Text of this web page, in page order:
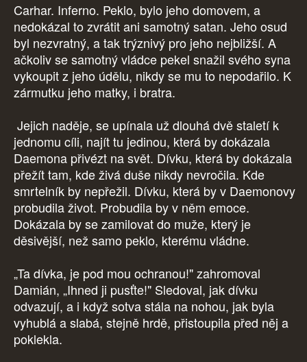
Carhar. Inferno. Peklo, bylo jeho domovem, a
nedokázal to zvrátit ani samotný satan. Jeho osud
byl nezvratný, a tak trýznivý pro jeho nejbližší. A
ačkoliv se samotný vládce pekel snažil svého syna
vykoupit z jeho údělu, nikdy se mu to nepodařilo. K
zármutku jeho matky, i bratra.
Jejich naděje, se upínala už dlouhá dvě staletí k
jednomu cíli, najít tu jedinou, která by dokázala
Daemona přivézt na svět. Dívku, která by dokázala
přežít tam, kde živá duše nikdy nevročila. Kde
smrtelník by nepřežil. Dívku, která by v Daemonovy
probudila život. Probudila by v něm emoce.
Dokázala by se zamilovat do muže, který je
děsivější, než samo peklo, kterému vládne.
„Ta dívka, je pod mou ochranou!" zahromoval
Damián, „Ihned ji pusťte!" Sledoval, jak dívku
odvazují, a i když sotva stála na nohou, jak byla
vyhublá a slabá, stejně hrdě, přistoupila před něj a
poklekla.